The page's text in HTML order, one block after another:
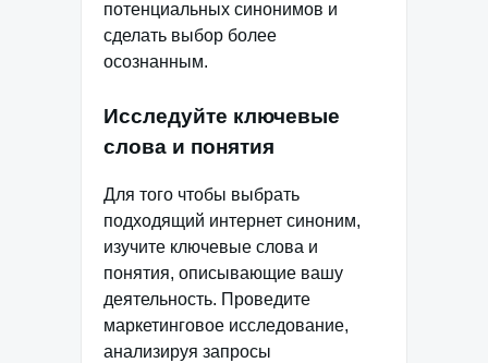
потенциальных синонимов и
сделать выбор более
осознанным.
Исследуйте ключевые
слова и понятия
Для того чтобы выбрать
подходящий интернет синоним,
изучите ключевые слова и
понятия, описывающие вашу
деятельность. Проведите
маркетинговое исследование,
анализируя запросы